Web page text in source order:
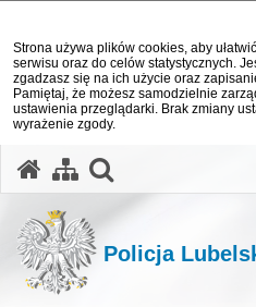
Strona używa plików cookies, aby
serwisu oraz do celów statystycznych.
zgadzasz się na ich użycie oraz
Pamiętaj, że możesz samodzielnie
ustawienia przeglądarki. Brak zmiany
wyrażenie zgody.
Policja